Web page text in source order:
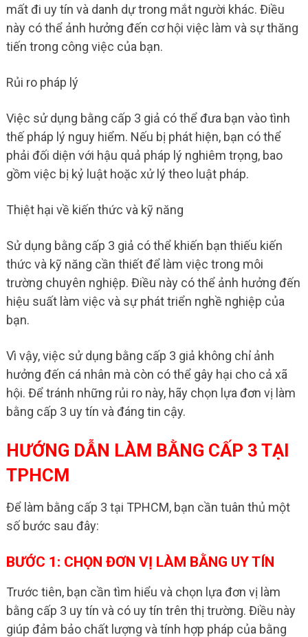
mất đi uy tín và danh dự trong mắt người khác. Điều
này có thể ảnh hưởng đến cơ hội việc làm và sự thăng
tiến trong công việc của bạn.
Rủi ro pháp lý
Việc sử dụng bằng cấp 3 giả có thể đưa bạn vào tình
thế pháp lý nguy hiểm. Nếu bị phát hiện, bạn có thể
phải đối diện với hậu quả pháp lý nghiêm trọng, bao
gồm việc bị kỷ luật hoặc xử lý theo luật pháp.
Thiệt hại về kiến thức và kỹ năng
Sử dụng bằng cấp 3 giả có thể khiến bạn thiếu kiến
thức và kỹ năng cần thiết để làm việc trong môi
trường chuyên nghiệp. Điều này có thể ảnh hưởng đến
hiệu suất làm việc và sự phát triển nghề nghiệp của
bạn.
Vì vậy, việc sử dụng bằng cấp 3 giả không chỉ ảnh
hưởng đến cá nhân mà còn có thể gây hại cho cả xã
hội. Để tránh những rủi ro này, hãy chọn lựa đơn vị làm
bằng cấp 3 uy tín và đáng tin cậy.
HƯỚNG DẪN LÀM BẰNG CẤP 3 TẠI
TPHCM
Để làm bằng cấp 3 tại TPHCM, bạn cần tuân thủ một
số bước sau đây:
BƯỚC 1: CHỌN ĐƠN VỊ LÀM BẰNG UY TÍN
Trước tiên, bạn cần tìm hiểu và chọn lựa đơn vị làm
bằng cấp 3 uy tín và có uy tín trên thị trường. Điều này
giúp đảm bảo chất lượng và tính hợp pháp của bằng